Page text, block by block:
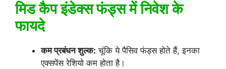
मिड कैप इंडेक्स फंड्स में निवेश के
फायदे
कम प्रबंधन शुल्क: चूंकि ये पैसिव फंड्स होते हैं, इनका
एक्सपेंस रेशियो कम होता है।